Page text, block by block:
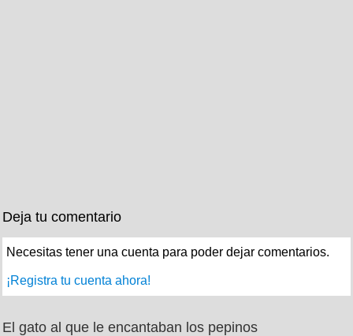
Deja tu comentario
Necesitas tener una cuenta para poder dejar comentarios.
¡Registra tu cuenta ahora!
El gato al que le encantaban los pepinos